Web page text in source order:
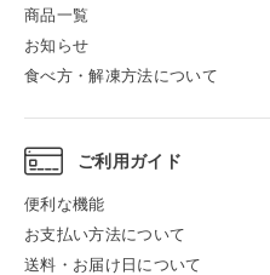
商品一覧
お知らせ
食べ方・解凍方法について
ご利用ガイド
便利な機能
お支払い方法について
送料・お届け日について